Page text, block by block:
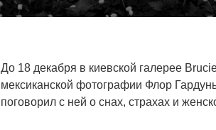
До 18 декабря в киевской галерее
мексиканской фотографии Флор
поговорил с ней о снах, страхах и